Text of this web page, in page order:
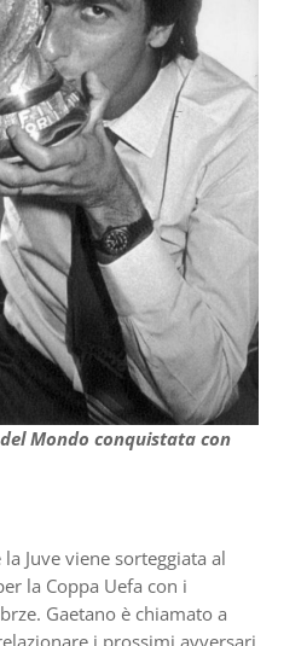
Mondo conquistata con
Juve viene sorteggiata al
la Coppa Uefa con i
Gaetano è chiamato a
i prossimi avversari